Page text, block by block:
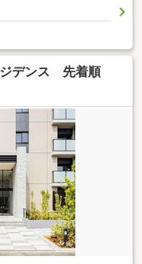
ジデンス 先着順